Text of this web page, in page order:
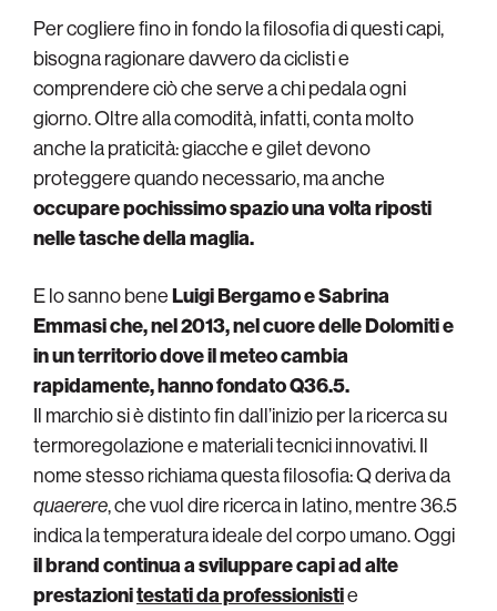
Per cogliere fino in fondo la filosofia di questi capi,
bisogna ragionare davvero da ciclisti e
comprendere ciò che serve a chi pedala ogni
giorno. Oltre alla comodità, infatti, conta molto
anche la praticità: giacche e gilet devono
proteggere quando necessario, ma anche
occupare pochissimo spazio una volta riposti
nelle tasche della maglia.
E lo sanno beneLuigi Bergamo e Sabrina
Emmasi che, nel 2013, nel cuore delle Dolomiti e
in un territorio dove il meteo cambia
rapidamente, hanno fondato Q36.5.
Il marchio si è distinto fin dall’inizio per la ricerca su
termoregolazione e materiali tecnici innovativi. Il
nome stesso richiama questa filosofia: Q deriva da
quaerere, che vuol dire ricerca in latino, mentre 36.5
indica la temperatura ideale del corpo umano. Oggi
il brand continua a sviluppare capi ad alte
prestazionitestati da professionistie